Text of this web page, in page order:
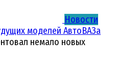
Новости
моделей АвтоВАЗа
немало новых